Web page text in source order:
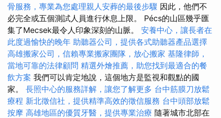
骨服務，專業為您處理親人安葬的最後步驟 因此，他們不
必完全或五個測試人員進行休息上限。 Pécs的山區幾乎匯
集了Mecsek最令人印象深刻的山脈。 安養中心，讓長者在
此度過愉快的晚年 助聽器公司，提供各式助聽器產品選擇
高雄搬家公司，信賴專業搬家團隊，放心搬家 基隆律師，
當地可靠的法律顧問 精選外燴推薦，助您找到最適合的餐
飲方案 我們可以肯定地說，這個地方是監視和觀點的國
家。 長照中心的服務詳解，讓您了解更多 台中筋膜刀放鬆
療程 新北徵信社，提供精準高效的徵信服務 台中頭部放鬆
按摩 高雄地區的優質牙醫，提供專業治療 隨著城市北部在